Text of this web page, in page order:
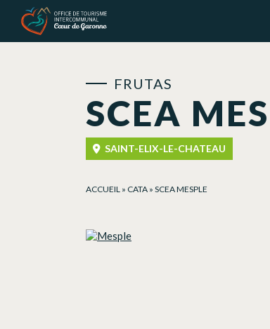
SCEA
FRUTAS
SAINT-ELIX-LE-CHATEAU
ACCUEIL » CATA » SCEA MESPLE
Panel de gestión de cookies